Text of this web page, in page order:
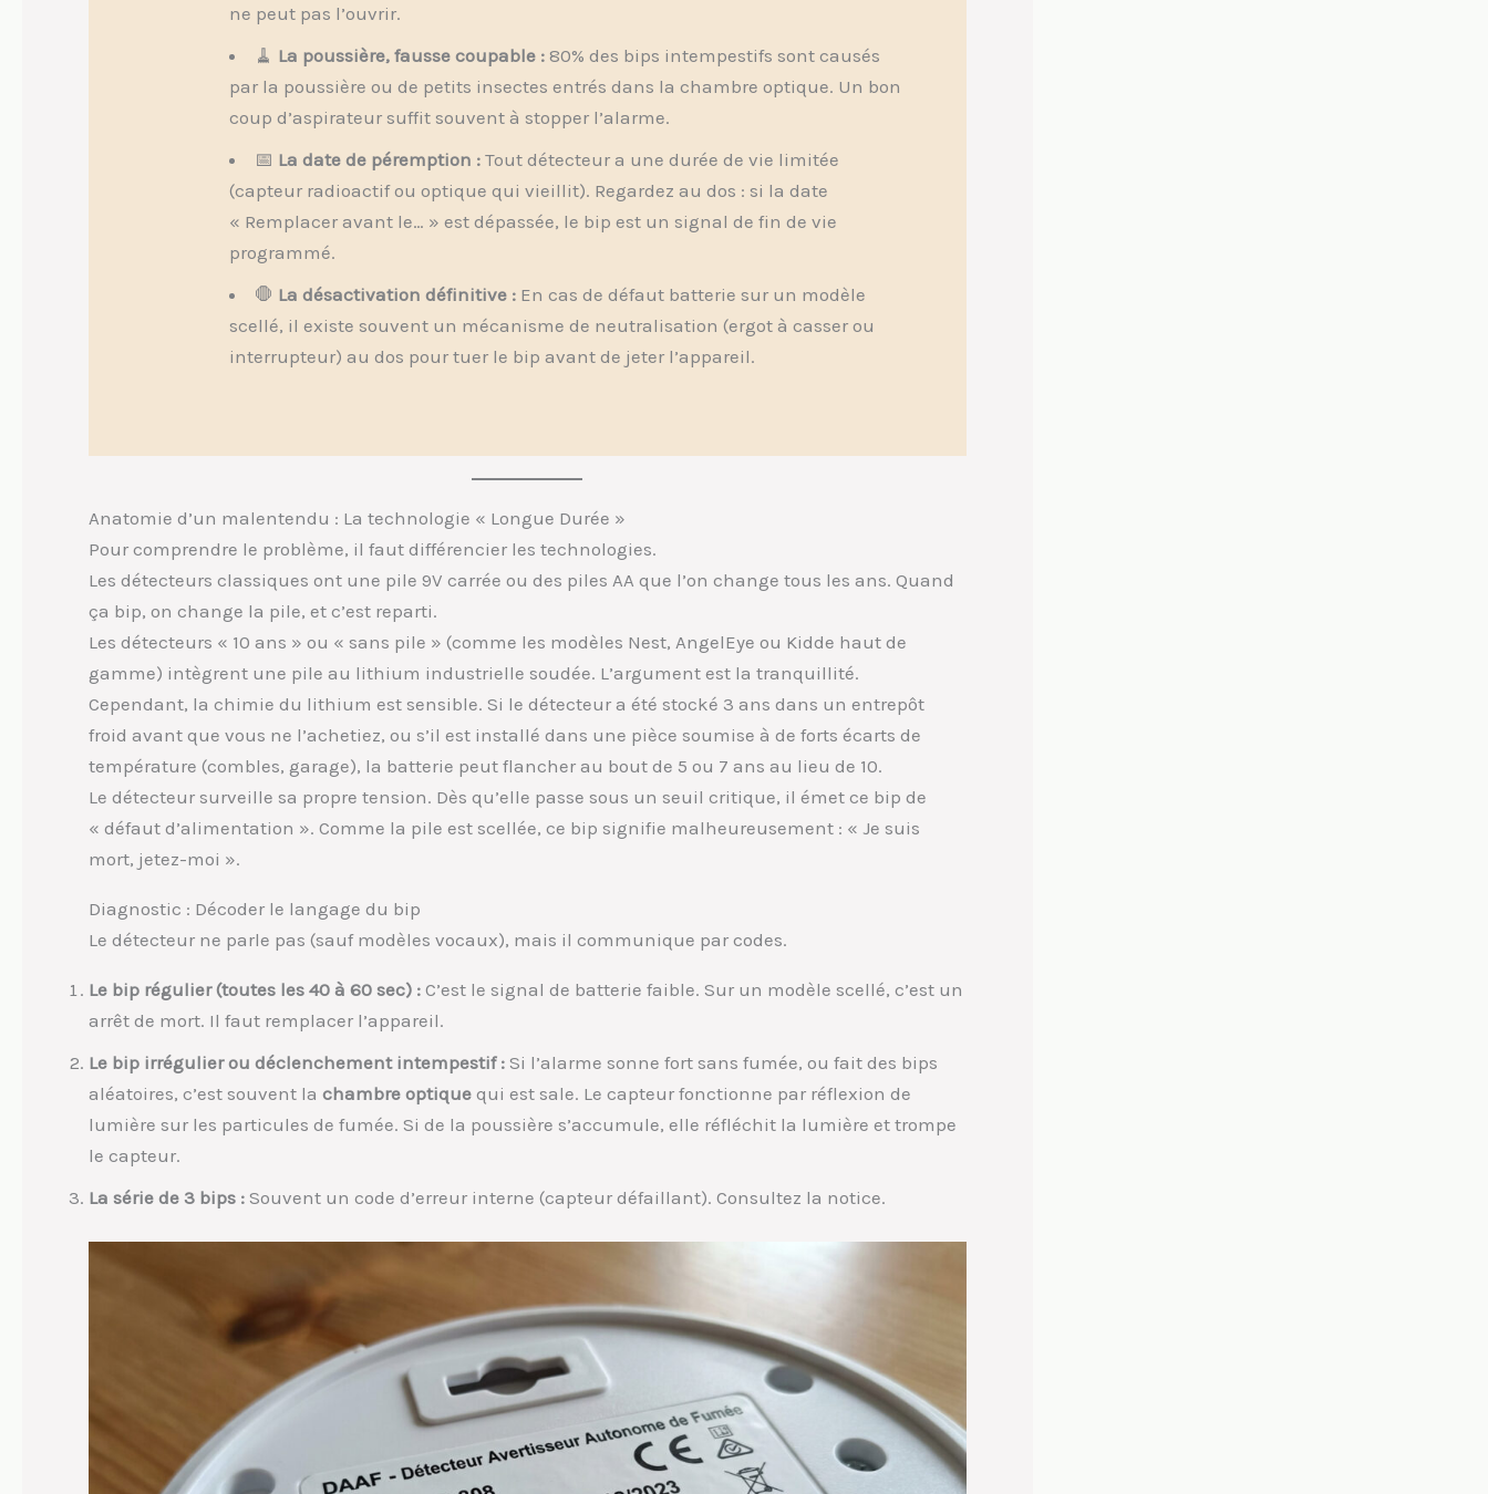
ne peut pas l’ouvrir.
🧹 La poussière, fausse coupable : 80% des bips intempestifs sont causés
par la poussière ou de petits insectes entrés dans la chambre optique. Un bon
coup d’aspirateur suffit souvent à stopper l’alarme.
📅 La date de péremption : Tout détecteur a une durée de vie limitée
(capteur radioactif ou optique qui vieillit). Regardez au dos : si la date
« Remplacer avant le… » est dépassée, le bip est un signal de fin de vie
programmé.
🛑 La désactivation définitive : En cas de défaut batterie sur un modèle
scellé, il existe souvent un mécanisme de neutralisation (ergot à casser ou
interrupteur) au dos pour tuer le bip avant de jeter l’appareil.
Anatomie d’un malentendu : La technologie « Longue Durée »
Pour comprendre le problème, il faut différencier les technologies.
Les détecteurs classiques ont une pile 9V carrée ou des piles AA que l’on change tous les ans. Quand
ça bip, on change la pile, et c’est reparti.
Les détecteurs « 10 ans » ou « sans pile » (comme les modèles Nest, AngelEye ou Kidde haut de
gamme) intègrent une pile au lithium industrielle soudée. L’argument est la tranquillité.
Cependant, la chimie du lithium est sensible. Si le détecteur a été stocké 3 ans dans un entrepôt
froid avant que vous ne l’achetiez, ou s’il est installé dans une pièce soumise à de forts écarts de
température (combles, garage), la batterie peut flancher au bout de 5 ou 7 ans au lieu de 10.
Le détecteur surveille sa propre tension. Dès qu’elle passe sous un seuil critique, il émet ce bip de
« défaut d’alimentation ». Comme la pile est scellée, ce bip signifie malheureusement : « Je suis
mort, jetez-moi ».
Diagnostic : Décoder le langage du bip
Le détecteur ne parle pas (sauf modèles vocaux), mais il communique par codes.
Le bip régulier (toutes les 40 à 60 sec) : C’est le signal de batterie faible. Sur un modèle scellé, c’est un
arrêt de mort. Il faut remplacer l’appareil.
Le bip irrégulier ou déclenchement intempestif : Si l’alarme sonne fort sans fumée, ou fait des bips
aléatoires, c’est souvent la chambre optique qui est sale. Le capteur fonctionne par réflexion de
lumière sur les particules de fumée. Si de la poussière s’accumule, elle réfléchit la lumière et trompe
le capteur.
La série de 3 bips : Souvent un code d’erreur interne (capteur défaillant). Consultez la notice.